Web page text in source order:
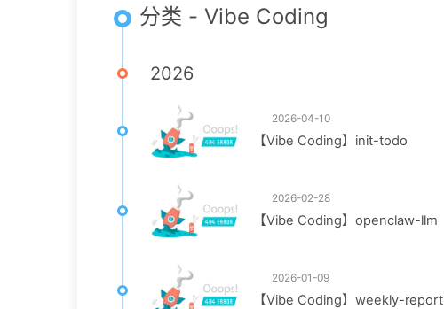
分类 - Vibe Coding
2026
2026-04-10
【Vibe Coding】init-todo
2026-02-28
【Vibe Coding】openclaw-llm
2026-01-09
【Vibe Coding】weekly-report